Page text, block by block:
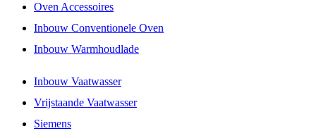
Oven Accessoires
Inbouw Conventionele Oven
Inbouw Warmhoudlade
Inbouw Vaatwasser
Vrijstaande Vaatwasser
Siemens